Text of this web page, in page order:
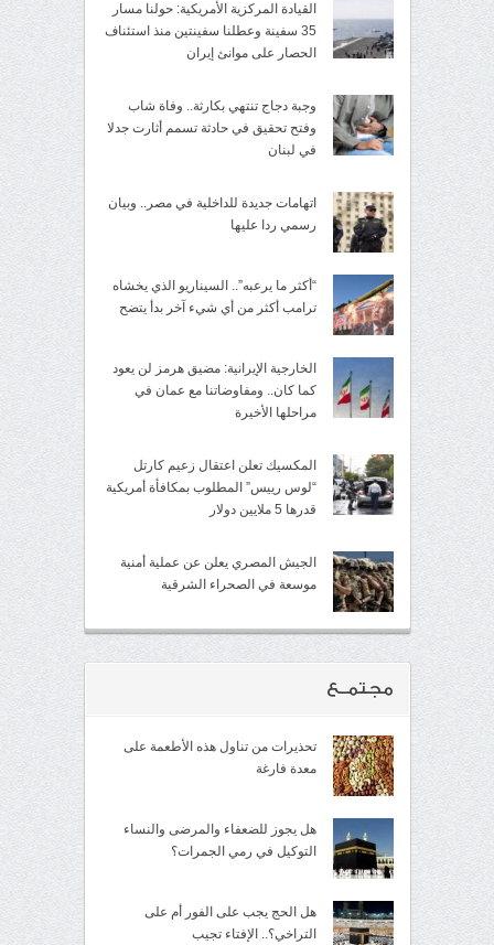
القيادة المركزية الأمريكية: حولنا مسار
35 سفينة وعطلنا سفينتين منذ استئناف
الحصار على موانئ إيران
وجبة دجاج تنتهي بكارثة.. وفاة شاب
وفتح تحقيق في حادثة تسمم أثارت جدلا
في لبنان
اتهامات جديدة للداخلية في مصر.. وبيان
رسمي ردا عليها
“أكثر ما يرعبه”.. السيناريو الذي يخشاه
ترامب أكثر من أي شيء آخر بدأ يتضح
الخارجية الإيرانية: مضيق هرمز لن يعود
كما كان.. ومفاوضاتنا مع عمان في
مراحلها الأخيرة
المكسيك تعلن اعتقال زعيم كارتل
“لوس رييس” المطلوب بمكافأة أمريكية
قدرها 5 ملايين دولار
الجيش المصري يعلن عن عملية أمنية
موسعة في الصحراء الشرقية
مجتمــع
تحذيرات من تناول هذه الأطعمة على
معدة فارغة
هل يجوز للضعفاء والمرضى والنساء
التوكيل في رمي الجمرات؟
هل الحج يجب على الفور أم على
التراخي؟.. الإفتاء تجيب